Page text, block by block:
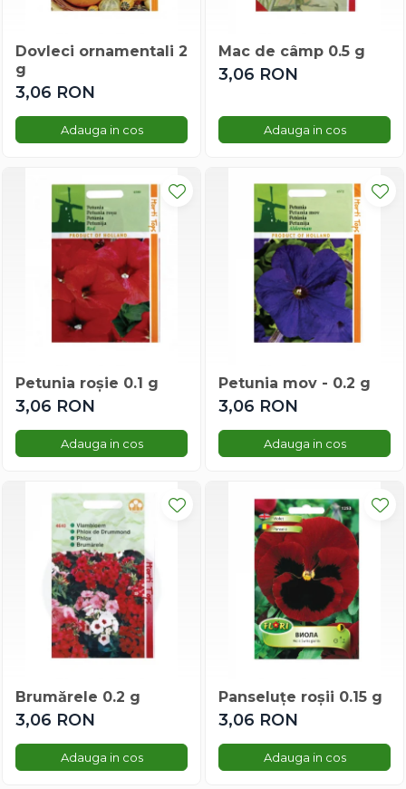
Mimulus
Mina Lobata
Mix Flori De Vara
Musetel
Mustar
Nemtisor
Palmier
Papucul Doamnei
Pasarea Paradisului
Pasiflora
Physalis
Plante Cataratoare
Pufuleti
Ricin
Salpiglosis
Saraturica
Sporul Casei
Sporul Casei
Sunatoare
Thunbergia
Tufanica
Turbanul Turcului
Varza Decorativa
Vinca
Vinete Decorative
Dovleci ornamentali 2
g
3,06 RON
Adauga in cos
Mac de câmp 0.5 g
3,06 RON
Adauga in cos
Petunia roșie 0.1 g
3,06 RON
Adauga in cos
Petunia mov - 0.2 g
3,06 RON
Adauga in cos
Brumărele 0.2 g
3,06 RON
Adauga in cos
Panseluțe roșii 0.15 g
3,06 RON
Adauga in cos